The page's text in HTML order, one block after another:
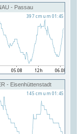
- Passau
- Eisenhüttenstadt